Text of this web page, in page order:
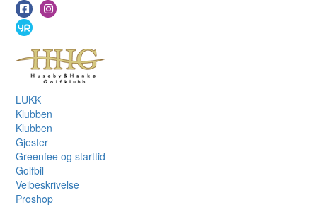
LUKK
Klubben
Klubben
Gjester
Greenfee og starttid
Golfbil
Veibeskrivelse
Proshop